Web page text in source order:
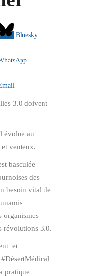
Bluesky
3.0 doivent
évolue au
venteux.
basculée
des
besoin vital de
organismes
révolutions 3.0.
et
pratique